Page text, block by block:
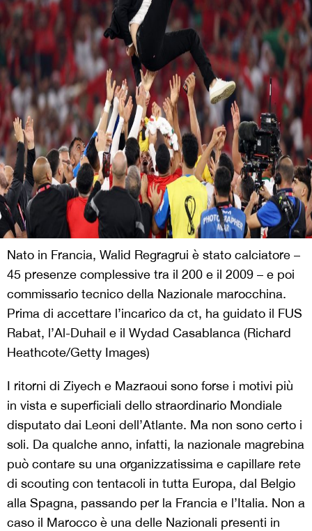
Nato in Francia, Walid Regragrui è stato calciatore –
45 presenze complessive tra il 200 e il 2009 – e poi
commissario tecnico della Nazionale marocchina.
Prima di accettare l’incarico da ct, ha guidato il FUS
Rabat, l’Al-Duhail e il Wydad Casablanca (Richard
Heathcote/Getty Images)
I ritorni di Ziyech e Mazraoui sono forse i motivi più
in vista e superficiali dello straordinario Mondiale
disputato dai Leoni dell’Atlante. Ma non sono certo i
soli. Da qualche anno, infatti, la nazionale magrebina
può contare su una organizzatissima e capillare rete
di scouting con tentacoli in tutta Europa, dal Belgio
alla Spagna, passando per la Francia e l’Italia. Non a
caso il Marocco è una delle Nazionali presenti in